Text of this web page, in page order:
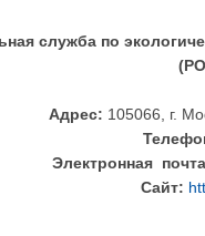
служба по
Адрес: 105066, г.
Электронная
Сайт: